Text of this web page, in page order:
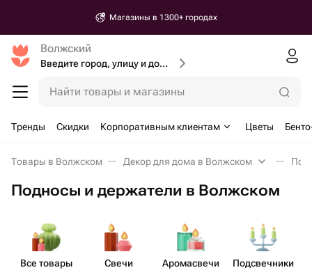
Магазины в 1300+ городах
Волжский
Введите город, улицу и дом доставки
Найти товары и магазины
Тренды Скидки Корпоративным клиентам Цветы
Товары в Волжском Декор для дома в Волжском
Подносы и держатели в Волжском
Все товары Свечи Аром​асвечи Подсв​ечники